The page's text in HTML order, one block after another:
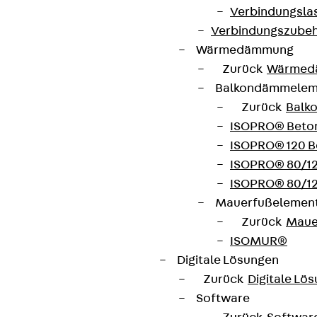
Wärmedämmung
Zurück
Zurück
ISOPRO®
ISOPRO® 120
ISOPRO® 80/
ISOPRO® 80/
Zurück
ISOMUR®
Digitale Lösungen
Zurück Digitale
Software